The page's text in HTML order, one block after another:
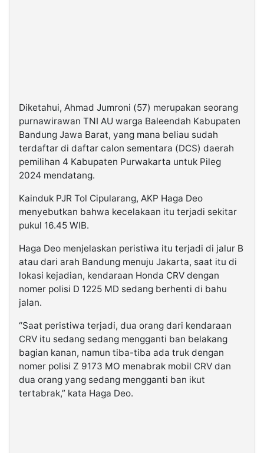
Diketahui, Ahmad Jumroni (57) merupakan seorang
purnawirawan TNI AU warga Baleendah Kabupaten
Bandung Jawa Barat, yang mana beliau sudah
terdaftar di daftar calon sementara (DCS) daerah
pemilihan 4 Kabupaten Purwakarta untuk Pileg
2024 mendatang.
Kainduk PJR Tol Cipularang, AKP Haga Deo
menyebutkan bahwa kecelakaan itu terjadi sekitar
pukul 16.45 WIB.
Haga Deo menjelaskan peristiwa itu terjadi di jalur B
atau dari arah Bandung menuju Jakarta, saat itu di
lokasi kejadian, kendaraan Honda CRV dengan
nomer polisi D 1225 MD sedang berhenti di bahu
jalan.
“Saat peristiwa terjadi, dua orang dari kendaraan
CRV itu sedang sedang mengganti ban belakang
bagian kanan, namun tiba-tiba ada truk dengan
nomer polisi Z 9173 MO menabrak mobil CRV dan
dua orang yang sedang mengganti ban ikut
tertabrak,” kata Haga Deo.